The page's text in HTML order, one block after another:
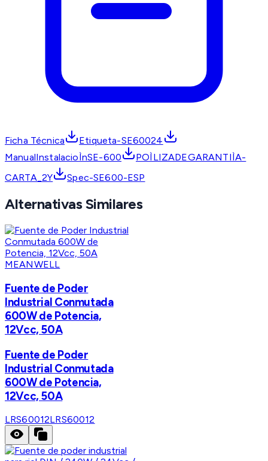
Ficha Técnica
Etiqueta-SE60024
ManualInstalacioÌnSE-600
POÌLIZADEGARANTIÌA-
CARTA_2Y
Spec-SE600-ESP
Alternativas Similares
MEANWELL
Fuente de Poder
Industrial Conmutada
600W de Potencia,
12Vcc, 50A
Fuente de Poder
Industrial Conmutada
600W de Potencia,
12Vcc, 50A
LRS60012LRS60012